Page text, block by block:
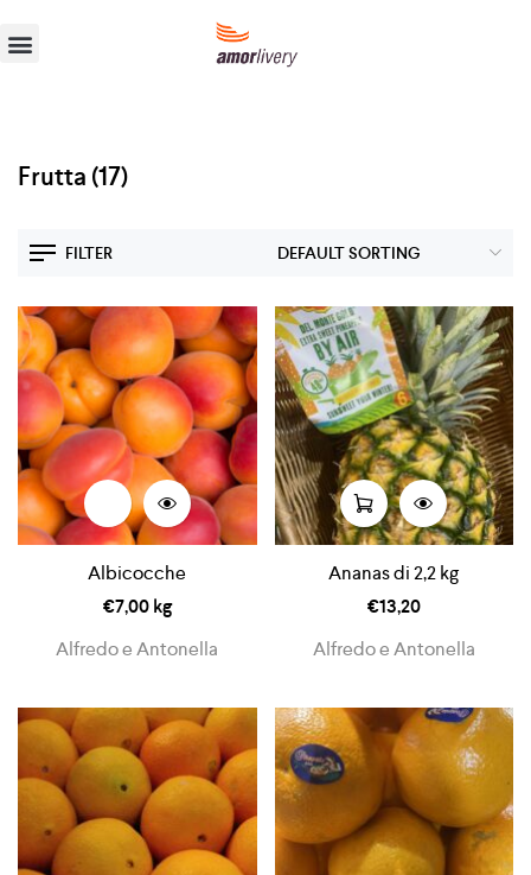
Frutta (17)
FILTER
Albicocche
€7,00kg
Alfredo e Antonella
Ananas di 2,2 kg
€13,20
Alfredo e Antonella